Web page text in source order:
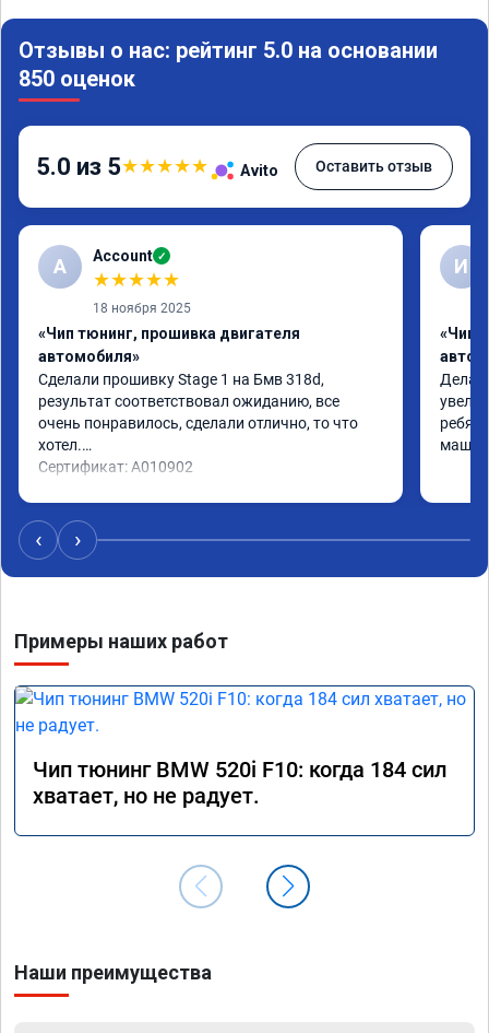
Отзывы о нас: рейтинг 5.0 на основании
850 оценок
5.0 из 5★★★★★ Avito Оставить отзыв
A Account ✓
★★★★★
18 ноября 2025
«Чип тюнинг, прошивка двигателя
автомобиля»
Сделали прошивку Stage 1 на Бмв 318d,
результат соответствовал ожиданию, все
очень понравилось, сделали отлично, то что
хотел.
Сертификат: A010902
И
«Чип
‹ ›
Примеры наших работ
Чип тюнинг BMW 520i F10: когда 184 сил
хватает, но не радует.
Наши преимущества